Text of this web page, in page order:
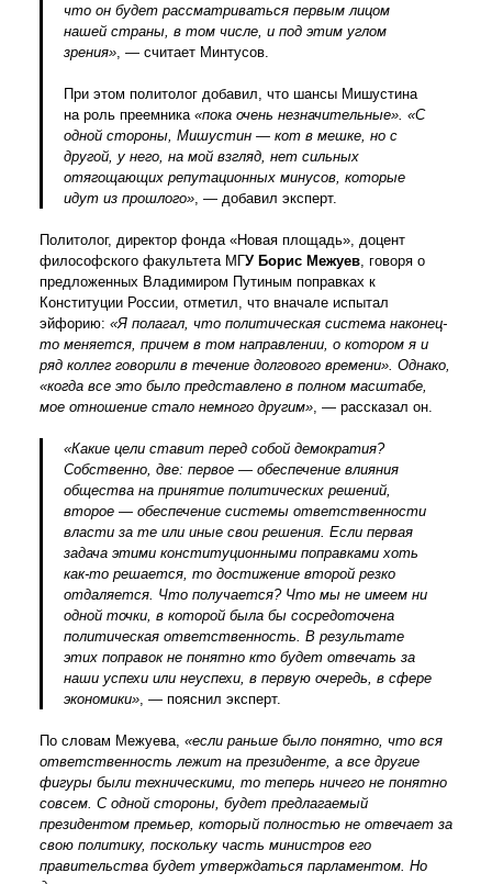
что он будет рассматриваться первым лицом
нашей страны, в том числе, и под этим углом
зрения», — считает Минтусов.
При этом политолог добавил, что шансы Мишустина
на роль преемника «пока очень незначительные». «С
одной стороны, Мишустин — кот в мешке, но с
другой, у него, на мой взгляд, нет сильных
отягощающих репутационных минусов, которые
идут из прошлого», — добавил эксперт.
Политолог, директор фонда «Новая площадь», доцент
философского факультета МГУ Борис Межуев, говоря о
предложенных Владимиром Путиным поправках к
Конституции России, отметил, что вначале испытал
эйфорию: «Я полагал, что политическая система наконец-
то меняется, причем в том направлении, о котором я и
ряд коллег говорили в течение долгового времени». Однако,
«когда все это было представлено в полном масштабе,
мое отношение стало немного другим», — рассказал он.
«Какие цели ставит перед собой демократия?
Собственно, две: первое — обеспечение влияния
общества на принятие политических решений,
второе — обеспечение системы ответственности
власти за те или иные свои решения. Если первая
задача этими конституционными поправками хоть
как-то решается, то достижение второй резко
отдаляется. Что получается? Что мы не имеем ни
одной точки, в которой была бы сосредоточена
политическая ответственность. В результате
этих поправок не понятно кто будет отвечать за
наши успехи или неуспехи, в первую очередь, в сфере
экономики», — пояснил эксперт.
По словам Межуева, «если раньше было понятно, что вся
ответственность лежит на президенте, а все другие
фигуры были техническими, то теперь ничего не понятно
совсем. С одной стороны, будет предлагаемый
президентом премьер, который полностью не отвечает за
свою политику, поскольку часть министров его
правительства будет утверждаться парламентом. Но